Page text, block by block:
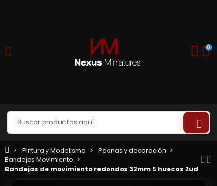
0
Pintura y Modelismo
Peanas y decoración
Bandejas Movimiento
Bandejas de movimiento redondos 32mm 5 huecos 2ud